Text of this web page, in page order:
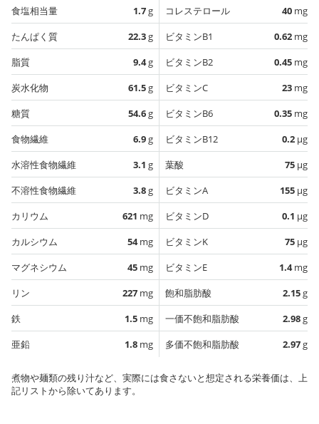
食塩相当量
1.7g
たんぱく質
22.3g
脂質
9.4g
炭水化物
61.5g
糖質
54.6g
食物繊維
6.9g
水溶性食物繊維
3.1 g
不溶性食物繊維
3.8g
カリウム
621 mg
カルシウム
54mg
マグネシウム
45 mg
リン
227 mg
鉄
1.5 mg
亜鉛
1.8 mg
コレステロール
40 mg
ビタミンB1
0.62 mg
ビタミンB2
0.45 mg
ビタミンC
23 mg
ビタミンB6
0.35 mg
ビタミンB12
0.2 µg
葉酸
75 µg
ビタミンA
155 µg
ビタミンD
0.1 µg
ビタミンK
75 µg
ビタミンE
1.4mg
飽和脂肪酸
2.15g
一価不飽和脂肪酸
2.98g
多価不飽和脂肪酸
2.97g
煮物や麺類の残り汁など、実際には食さないと想定される栄養価は、上
記リストから除いてあります。